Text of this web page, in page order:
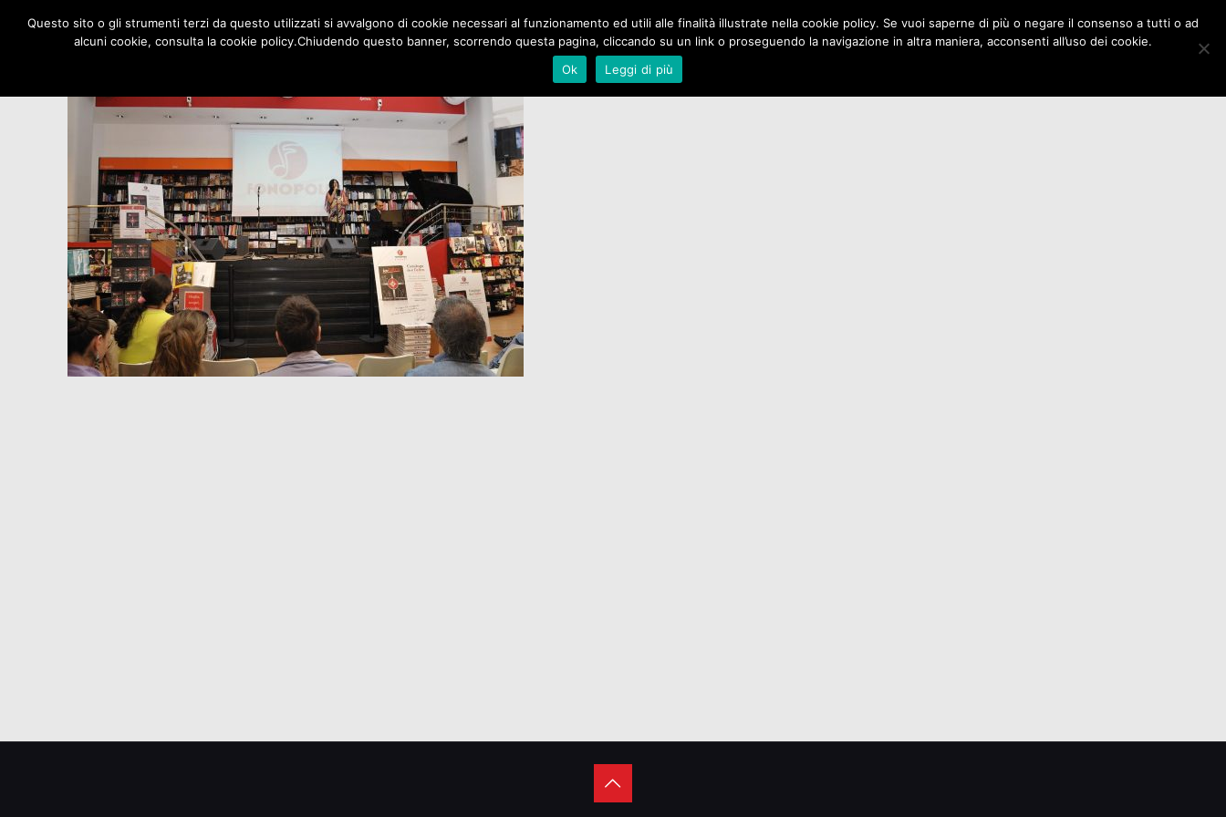
Home Chi Siamo Pubblicazioni Eventi Istituzioni Contatti
Questo sito o gli strumenti terzi da questo utilizzati si avvalgono di cookie necessari al funzionamento ed utili alle finalità illustrate nella cookie policy. Se vuoi saperne di più o negare il consenso a tutti o ad
alcuni cookie, consulta la cookie policy.Chiudendo questo banner, scorrendo questa pagina, cliccando su un link o proseguendo la navigazione in altra maniera, acconsenti all’uso dei cookie.
Ok
Leggi di più